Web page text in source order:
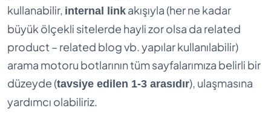
kullanabilir, internal link akışıyla (her ne kadar
büyük ölçekli sitelerde hayli zor olsa da related
product – related blog vb. yapılar kullanılabilir)
arama motoru botlarının tüm sayfalarımıza belirli bir
düzeyde (tavsiye edilen 1-3 arasıdır), ulaşmasına
yardımcı olabiliriz.